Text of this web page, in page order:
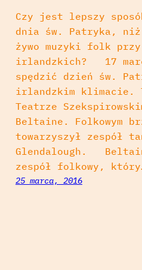
Czy jest lepszy
dnia św. Patryka, niż
żywo muzyki folk
irlandzkich? 17
spędzić dzień św.
irlandzkim klimacie.
Teatrze
Beltaine. Folkowym
towarzyszył zespół
Glendalough.
zespół folkowy,
25 marca, 2016